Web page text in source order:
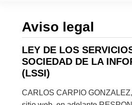
Aviso legal
LEY DE LOS
SOCIEDAD DE LA
(LSSI)
CARLOS CARPIO